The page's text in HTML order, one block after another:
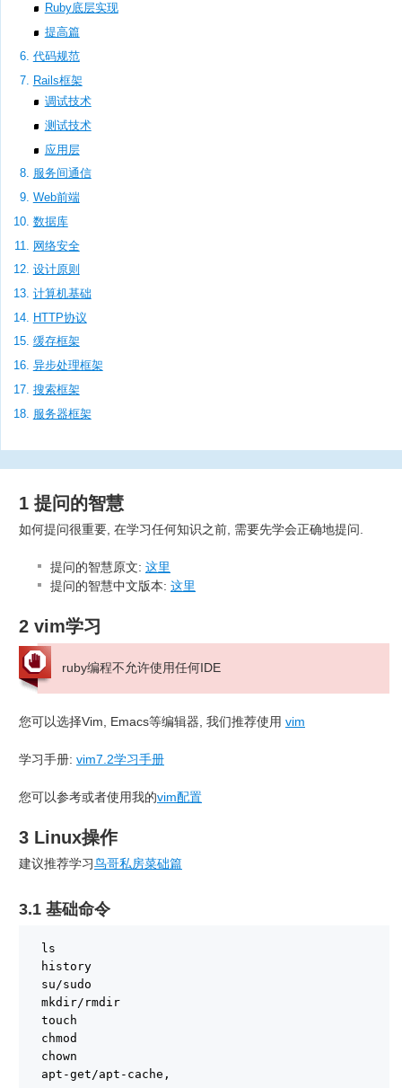
Ruby底层实现
提高篇
代码规范
Rails框架
调试技术
测试技术
应用层
服务间通信
Web前端
数据库
网络安全
设计原则
计算机基础
HTTP协议
缓存框架
异步处理框架
搜索框架
服务器框架
1 提问的智慧
如何提问很重要, 在学习任何知识之前, 需要先学会正确地提问.
提问的智慧原文: 这里
提问的智慧中文版本: 这里
2 vim学习
ruby编程不允许使用任何IDE
您可以选择Vim, Emacs等编辑器, 我们推荐使用 vim
学习手册: vim7.2学习手册
您可以参考或者使用我的vim配置
3 Linux操作
建议推荐学习鸟哥私房菜础篇
3.1 基础命令
ls
history
su/sudo
mkdir/rmdir
touch
chmod
chown
apt-get/apt-cache,